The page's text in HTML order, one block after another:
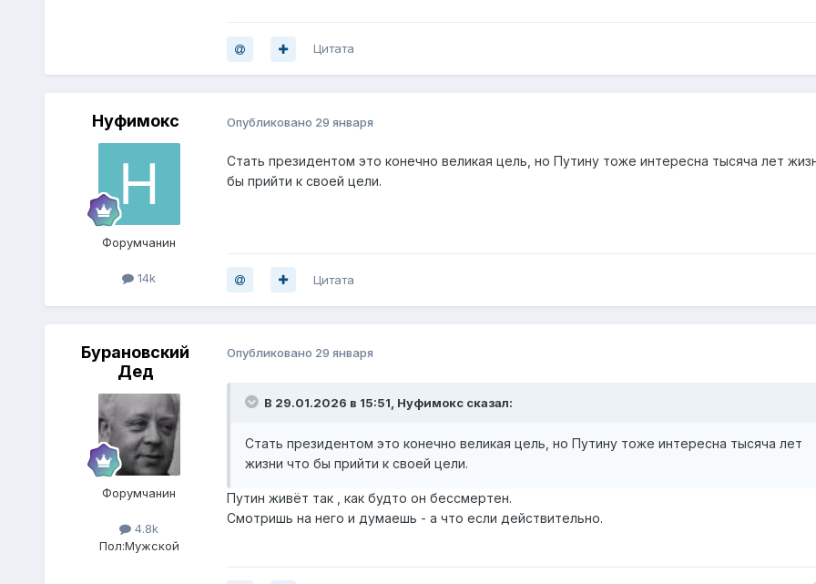
Цитата
Нуфимокс
Форумчанин
14k
Опубликовано 29 января
Стать президентом это конечно великая цель, но Путину тоже интересна тысяча лет
бы прийти к своей цели.
Цитата
Бурановский
Дед
Форумчанин
4.8k
Пол:Мужской
Опубликовано 29 января
В 29.01.2026 в 15:51, Нуфимокссказал:
Стать президентом это конечно великая цель, но Путину тоже интересна тысяча лет
жизни что бы прийти к своей цели.
Путин живёт так , как будто он бессмертен.
Смотришь на него и думаешь - а что если действительно.